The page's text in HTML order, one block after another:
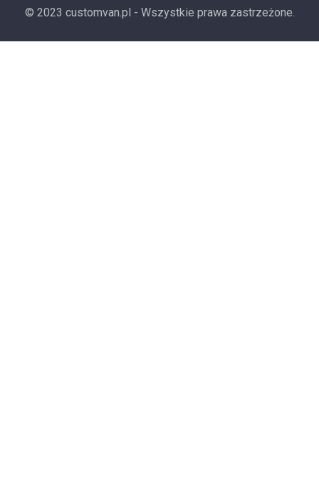
© 2023 customvan.pl - Wszystkie prawa zastrzeżone.